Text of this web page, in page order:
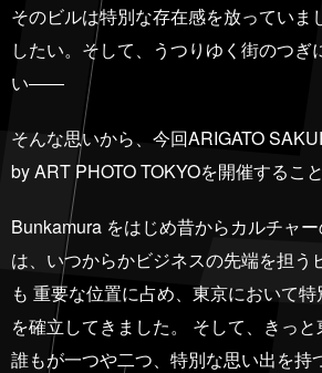
そのビルは特別な存在感を放っていま
したい。そして、うつりゆく街のつぎ
い――
そんな思いから、今回ARIGATO
by ART PHOTO TOKYOを開催するこ
Bunkamura をはじめ昔からカルチャ
は、いつからかビジネスの先端を担う
も 重要な位置に占め、東京において
を確立してきました。 そして、きっ
誰もが一つや二つ、特別な思い出を持